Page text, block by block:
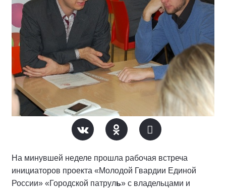
На минувшей неделе прошла рабочая встреча
инициаторов проекта «Молодой Гвардии Единой
России» «Городской патруль» с владельцами и